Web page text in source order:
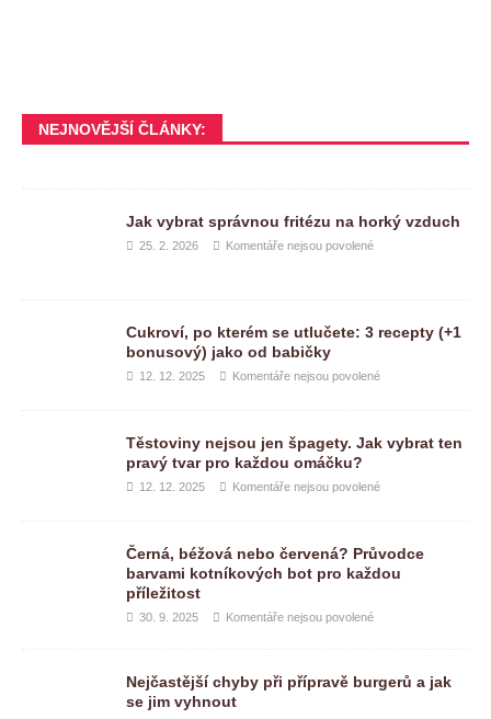
NEJNOVĚJŠÍ ČLÁNKY:
Jak vybrat správnou fritézu na horký vzduch
25. 2. 2026 Komentáře nejsou povolené
Cukroví, po kterém se utlučete: 3 recepty (+1
bonusový) jako od babičky
12. 12. 2025 Komentáře nejsou povolené
Těstoviny nejsou jen špagety. Jak vybrat ten
pravý tvar pro každou omáčku?
12. 12. 2025 Komentáře nejsou povolené
Černá, béžová nebo červená? Průvodce
barvami kotníkových bot pro každou
příležitost
30. 9. 2025 Komentáře nejsou povolené
Nejčastější chyby při přípravě burgerů a jak
se jim vyhnout